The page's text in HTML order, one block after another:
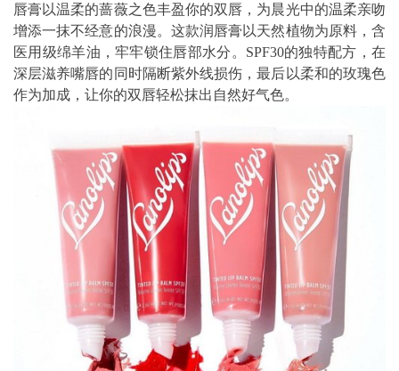
唇膏以温柔的蔷薇之色丰盈你的双唇，为晨光中的温柔亲吻
增添一抹不经意的浪漫。这款润唇膏以天然植物为原料，含
医用级绵羊油，牢牢锁住唇部水分。SPF30的独特配方，在
深层滋养嘴唇的同时隔断紫外线损伤，最后以柔和的玫瑰色
作为加成，让你的双唇轻松抹出自然好气色。